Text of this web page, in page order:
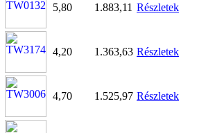
5,80
1.883,11 Részletek
4,20
1.363,63 Részletek
4,70
1.525,97 Részletek